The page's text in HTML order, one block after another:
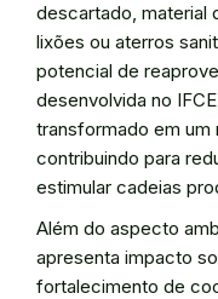
descartado, material
lixões ou aterros
potencial de
desenvolvida no
transformado em um
contribuindo para
estimular cadeias
Além do aspecto
apresenta impacto
fortalecimento de